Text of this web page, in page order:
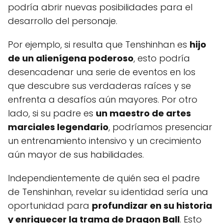
podría abrir nuevas posibilidades para el
desarrollo del personaje.
Por ejemplo, si resulta que Tenshinhan es hijo
de un alienígena poderoso, esto podría
desencadenar una serie de eventos en los
que descubre sus verdaderas raíces y se
enfrenta a desafíos aún mayores. Por otro
lado, si su padre es un maestro de artes
marciales legendario, podríamos presenciar
un entrenamiento intensivo y un crecimiento
aún mayor de sus habilidades.
Independientemente de quién sea el padre
de Tenshinhan, revelar su identidad sería una
oportunidad para profundizar en su historia
y enriquecer la trama de Dragon Ball. Esto